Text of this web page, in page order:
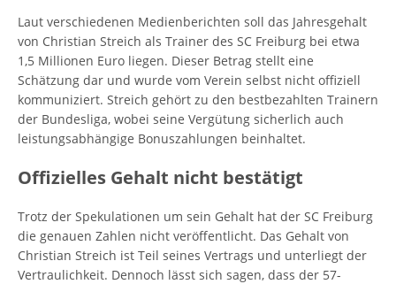
Laut verschiedenen Medienberichten soll das Jahresgehalt
von Christian Streich als Trainer des SC Freiburg bei etwa
1,5 Millionen Euro liegen. Dieser Betrag stellt eine
Schätzung dar und wurde vom Verein selbst nicht offiziell
kommuniziert. Streich gehört zu den bestbezahlten Trainern
der Bundesliga, wobei seine Vergütung sicherlich auch
leistungsabhängige Bonuszahlungen beinhaltet.
Offizielles Gehalt nicht bestätigt
Trotz der Spekulationen um sein Gehalt hat der SC Freiburg
die genauen Zahlen nicht veröffentlicht. Das Gehalt von
Christian Streich ist Teil seines Vertrags und unterliegt der
Vertraulichkeit. Dennoch lässt sich sagen, dass der 57-